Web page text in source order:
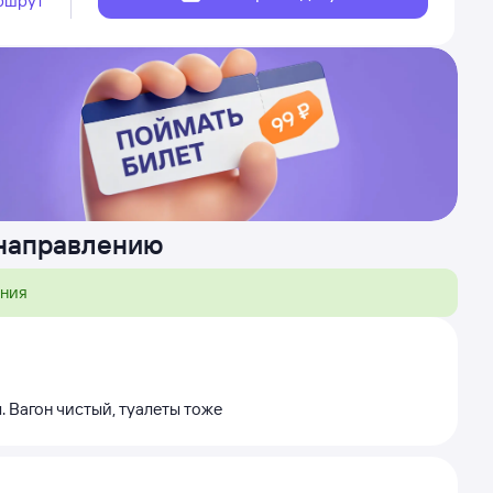
чистый, туалеты тоже